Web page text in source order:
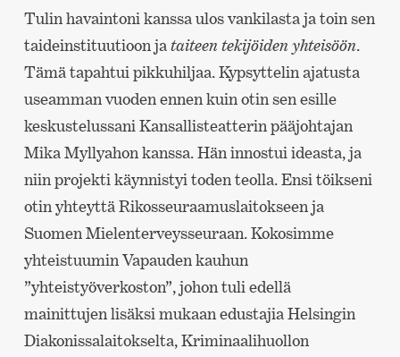
Tulin havaintoni kanssa ulos vankilasta ja toin sen
taideinstituutioon jataiteen tekijöiden yhteisöön.
Tämä tapahtui pikkuhiljaa. Kypsyttelin ajatusta
useamman vuoden ennen kuin otin sen esille
keskustelussani Kansallisteatterin pääjohtajan
Mika Myllyahon kanssa. Hän innostui ideasta, ja
niin projekti käynnistyi toden teolla. Ensi töikseni
otin yhteyttä Rikosseuraamuslaitokseen ja
Suomen Mielenterveysseuraan. Kokosimme
yhteistuumin Vapauden kauhun
”yhteistyöverkoston”, johon tuli edellä
mainittujen lisäksi mukaan edustajia Helsingin
Diakonissalaitokselta, Kriminaalihuollon